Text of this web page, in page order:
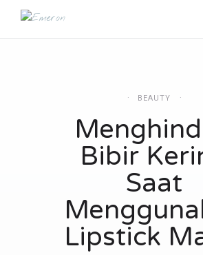
BEAUTY
Bibir
Saat
Lipstick